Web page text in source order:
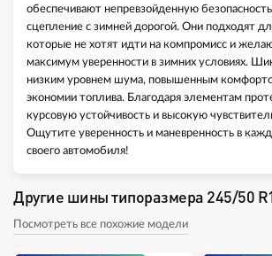
обеспечивают непревзойденную
сцепление с зимней дорогой. Они подходят
которые не хотят идти на компромисс и
максимум уверенности в зимних условиях.
низким уровнем шума, повышенным
экономии топлива. Благодаря элементам
курсовую устойчивость и высокую
Ощутите уверенность и маневренность в
своего автомобиля!
Другие шины типоразмера 245/50
Посмотреть все похожие модели